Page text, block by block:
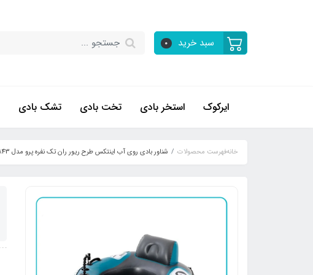
سبد خرید 0
ایرکوک استخر بادی تخت بادی تشک بادی
خانهفهرست محصولات شناور بادی روی آب اینتکس طرح ریور ران تک نفره پرو مدل 56843